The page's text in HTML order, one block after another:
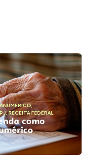
,
,RECEITA FEDERAL
como